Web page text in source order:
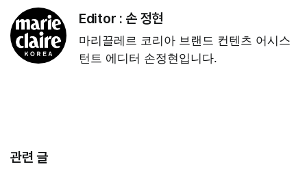
Editor : 손 정현
마리끌레르 코리아 브랜드 컨텐츠 어시스
턴트 에디터 손정현입니다.
관련 글